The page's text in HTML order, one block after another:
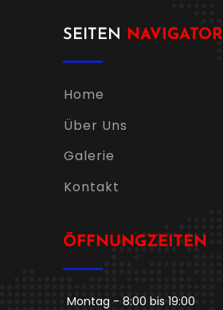
SEITEN NAVIGATOR
Home
Über Uns
Galerie
Kontakt
ÖFFNUNGZEITEN
Montag - 8:00 bis 19:00